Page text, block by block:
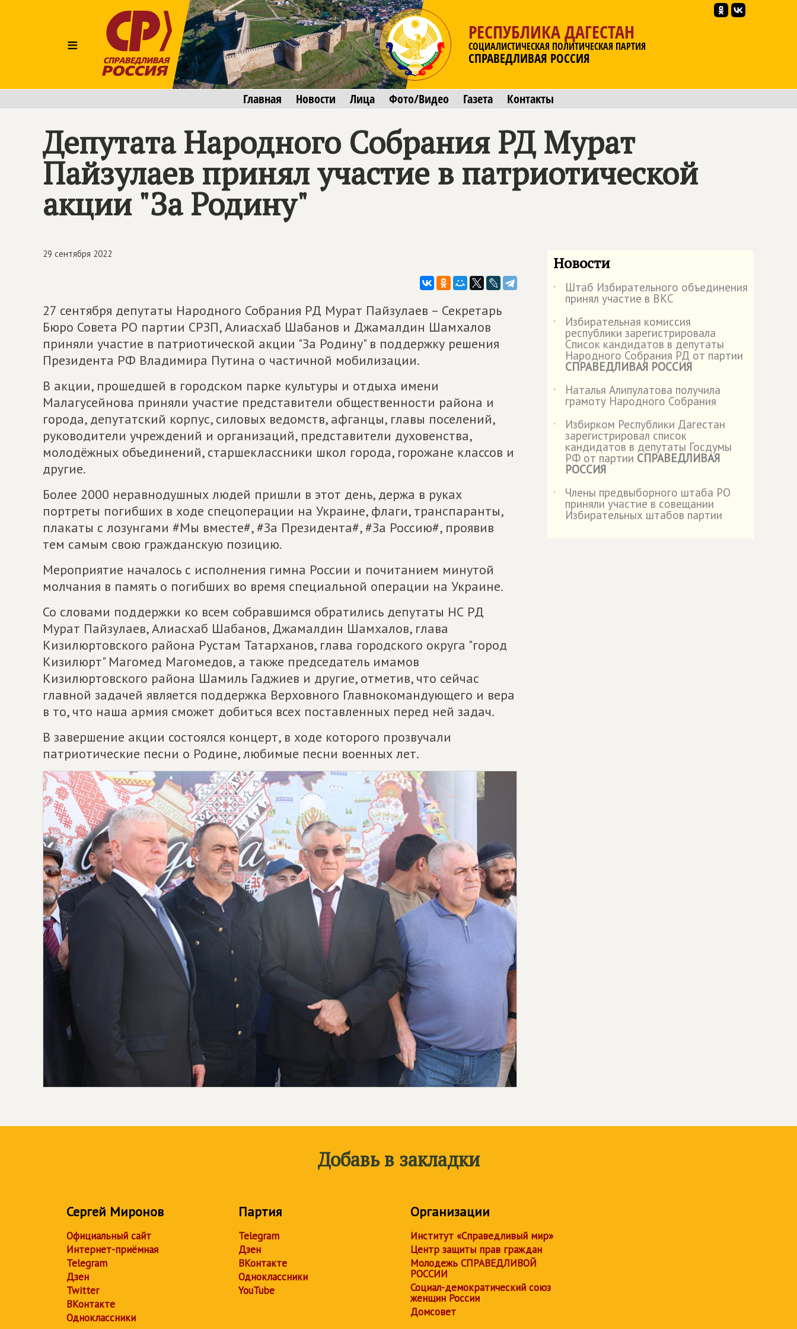
≡
РЕСПУБЛИКА ДАГЕСТАН
СОЦИАЛИСТИЧЕСКАЯ ПОЛИТИЧЕСКАЯ ПАРТИЯ
СПРАВЕДЛИВАЯ РОССИЯ
Главная Новости Лица Фото/Видео Газета Контакты
Депутата Народного Собрания РД Мурат
Пайзулаев принял участие в патриотической
акции "За Родину"
29 сентября 2022
27 сентября депутаты Народного Собрания РД Мурат Пайзулаев – Секретарь
Бюро Совета РО партии СРЗП, Алиасхаб Шабанов и Джамалдин Шамхалов
приняли участие в патриотической акции "За Родину" в поддержку решения
Президента РФ Владимира Путина о частичной мобилизации.
В акции, прошедшей в городском парке культуры и отдыха имени
Малагусейнова приняли участие представители общественности района и
города, депутатский корпус, силовых ведомств, афганцы, главы поселений,
руководители учреждений и организаций, представители духовенства,
молодёжных объединений, старшеклассники школ города, горожане классов и
другие.
Более 2000 неравнодушных людей пришли в этот день, держа в руках
портреты погибших в ходе спецоперации на Украине, флаги, транспаранты,
плакаты с лозунгами #Мы вместе#, #За Президента#, #За Россию#, проявив
тем самым свою гражданскую позицию.
Мероприятие началось с исполнения гимна России и почитанием минутой
молчания в память о погибших во время специальной операции на Украине.
Со словами поддержки ко всем собравшимся обратились депутаты НС РД
Мурат Пайзулаев, Алиасхаб Шабанов, Джамалдин Шамхалов, глава
Кизилюртовского района Рустам Татарханов, глава городского округа "город
Кизилюрт" Магомед Магомедов, а также председатель имамов
Кизилюртовского района Шамиль Гаджиев и другие, отметив, что сейчас
главной задачей является поддержка Верховного Главнокомандующего и вера
в то, что наша армия сможет добиться всех поставленных перед ней задач.
В завершение акции состоялся концерт, в ходе которого прозвучали
патриотические песни о Родине, любимые песни военных лет.
Новости
˙ Штаб Избирательного объединения
принял участие в ВКС
˙
Избирательная комиссия
республики зарегистрировала
Список кандидатов в депутаты
Народного Собрания РД от партии
СПРАВЕДЛИВАЯ РОССИЯ
˙
Наталья Алипулатова получила
грамоту Народного Собрания
˙
Избирком Республики Дагестан
зарегистрировал список
кандидатов в депутаты Госдумы
РФ от партии СПРАВЕДЛИВАЯ
РОССИЯ
˙
Члены предвыборного штаба РО
приняли участие в совещании
Избирательных штабов партии
Добавь в закладки
Сергей Миронов
Официальный сайт
Интернет-приёмная
Telegram
Дзен
Twitter
ВКонтакте
Одноклассники
Партия
Telegram
Дзен
ВКонтакте
Одноклассники
YouTube
Организации
Институт «Справедливый мир»
Центр защиты прав граждан
Молодежь СПРАВЕДЛИВОЙ
РОССИИ
Социал-демократический союз
женщин России
Домсовет